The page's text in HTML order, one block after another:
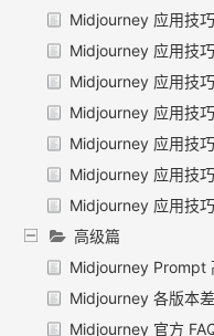
Midjourney 应用技
Midjourney 应用技巧
Midjourney 应用技巧
Midjourney 应用技
Midjourney 应用技
Midjourney 应用技
Midjourney 应用技
高级篇
Midjourney Prompt
Midjourney 各版本
Midjourney 官方